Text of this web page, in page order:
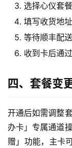
选择心仪套
填写收货地
等待顺丰配
收到卡后通
四、套餐变
开通后如需调整
办卡」专属通道
赠」功能，主卡